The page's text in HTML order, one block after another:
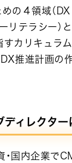
の４領域（
リテラシー
カリキュラ
DX推進計画
ィレクタ
・国内企業